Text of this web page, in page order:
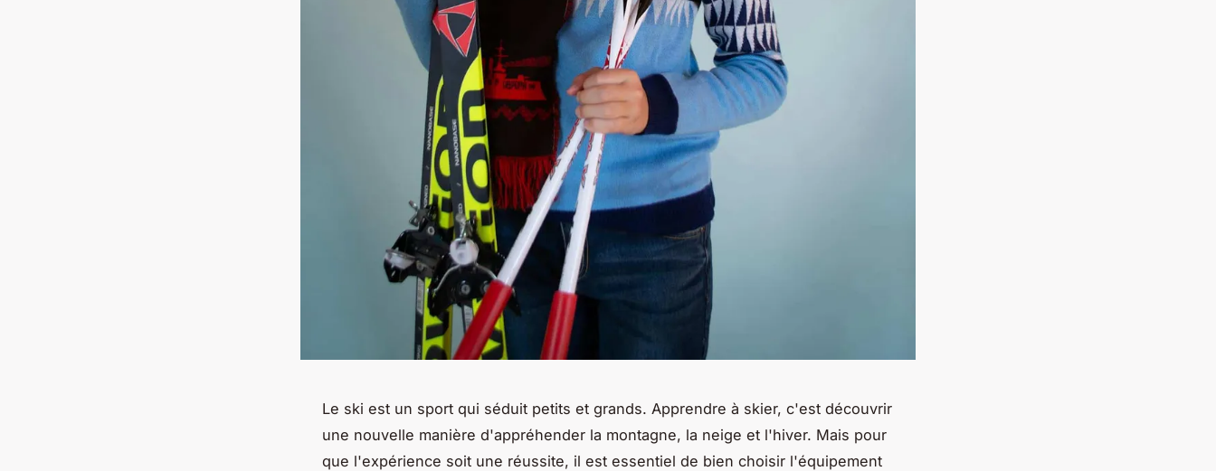
Le ski est un sport qui séduit petits et grands. Apprendre à skier, c'est découvrir
une nouvelle manière d'appréhender la montagne, la neige et l'hiver. Mais pour
que l'expérience soit une réussite, il est essentiel de bien choisir l'équipement